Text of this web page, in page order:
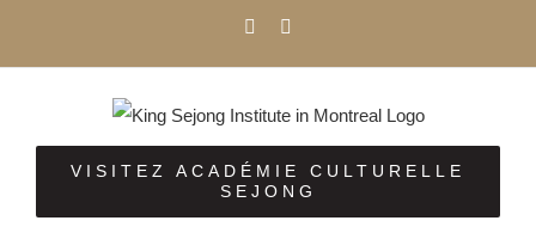
Facebook
VISITEZ ACADÉMIE CULTURELLE
SEJONG